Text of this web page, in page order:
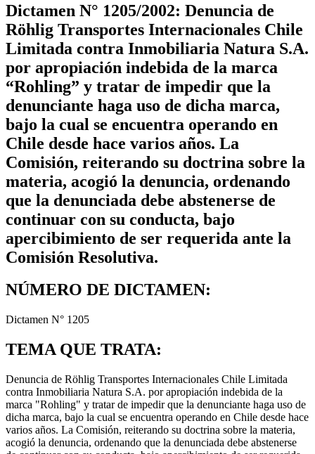
Dictamen N° 1205/2002: Denuncia de
Röhlig Transportes Internacionales Chile
Limitada contra Inmobiliaria Natura S.A.
por apropiación indebida de la marca
“Rohling” y tratar de impedir que la
denunciante haga uso de dicha marca,
bajo la cual se encuentra operando en
Chile desde hace varios años. La
Comisión, reiterando su doctrina sobre la
materia, acogió la denuncia, ordenando
que la denunciada debe abstenerse de
continuar con su conducta, bajo
apercibimiento de ser requerida ante la
Comisión Resolutiva.
NÚMERO DE DICTAMEN:
Dictamen N° 1205
TEMA QUE TRATA:
Denuncia de Röhlig Transportes Internacionales Chile Limitada
contra Inmobiliaria Natura S.A. por apropiación indebida de la
marca "Rohling" y tratar de impedir que la denunciante haga uso de
dicha marca, bajo la cual se encuentra operando en Chile desde hace
varios años. La Comisión, reiterando su doctrina sobre la materia,
acogió la denuncia, ordenando que la denunciada debe abstenerse